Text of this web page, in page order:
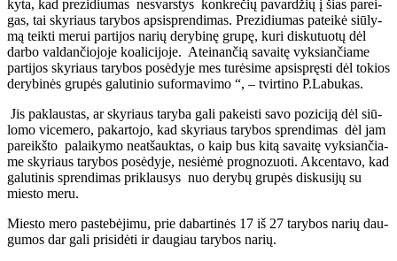
ky­ta, kad pre­zi­diu­mas ne­svars­tys kon­kre­čių pa­var­džių į šias pa­rei­
gas, tai sky­riaus ta­ry­bos ap­si­spren­di­mas. Pre­zi­diu­mas pa­tei­kė siū­ly­
mą teik­ti me­rui par­ti­jos na­rių de­ry­bi­nę gru­pę, ku­ri dis­ku­tuo­tų dėl
dar­bo val­dan­čio­jo­je ko­a­li­ci­jo­je. At­ei­nan­čią sa­vai­tę vyk­sian­čia­me
par­ti­jos sky­riaus ta­ry­bos po­sė­dy­je mes tu­rė­si­me ap­si­spręs­ti dėl to­kios
de­ry­bi­nės gru­pės ga­lu­ti­nio su­for­ma­vi­mo “, – tvir­ti­no P.La­bu­kas.
Jis pa­klaus­tas, ar sky­riaus ta­ry­ba ga­li pa­keis­ti sa­vo po­zi­ci­ją dėl siū­
lo­mo vi­ce­me­ro, pa­kar­to­jo, kad sky­riaus ta­ry­bos spren­di­mas dėl jam
pa­reikš­to pa­lai­ky­mo ne­at­šauk­tas, o kaip bus ki­tą sa­vai­tę vyk­sian­čia­
me sky­riaus ta­ry­bos po­sė­dy­je, ne­si­ė­mė prog­no­zuo­ti. Ak­cen­ta­vo, kad
ga­lu­ti­nis spren­di­mas pri­klau­sys nuo de­ry­bų gru­pės dis­ku­si­jų su
mies­to me­ru.
Mies­to me­ro pa­ste­bė­ji­mu, prie da­bar­ti­nės 17 iš 27 ta­ry­bos na­rių dau­
gu­mos dar ga­li pri­si­dė­ti ir dau­giau ta­ry­bos na­rių.